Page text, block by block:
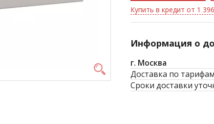
Купить в кредит от 1
Информация о
г. Москва
Доставка по
Сроки доставки